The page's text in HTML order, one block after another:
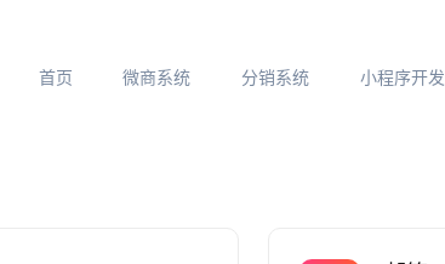
首页 微商系统 分销系统 小程序开发